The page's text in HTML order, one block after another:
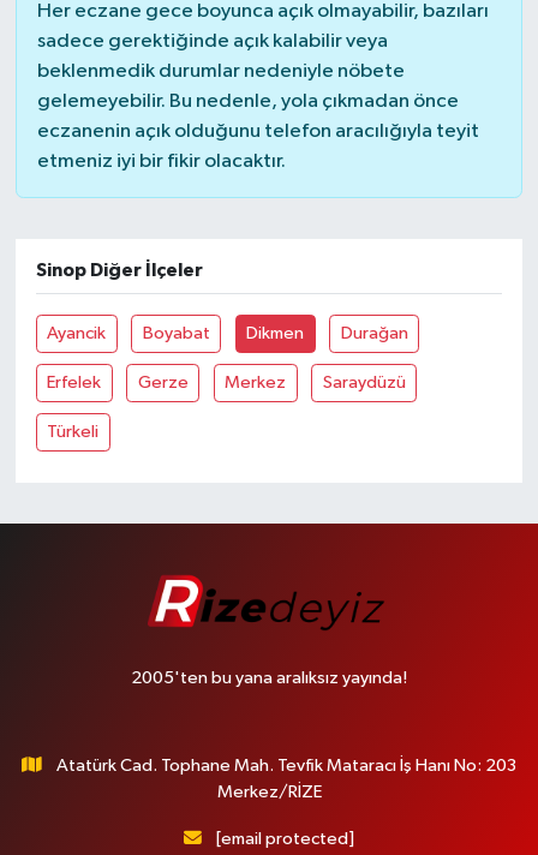
Her eczane gece boyunca açık olmayabilir, bazıları
sadece gerektiğinde açık kalabilir veya
beklenmedik durumlar nedeniyle nöbete
gelemeyebilir. Bu nedenle, yola çıkmadan önce
eczanenin açık olduğunu telefon aracılığıyla teyit
etmeniz iyi bir fikir olacaktır.
Sinop Diğer İlçeler
Ayancik Boyabat Dikmen Durağan
Erfelek Gerze Merkez Saraydüzü
Türkeli
2005'ten bu yana aralıksız yayında!
Atatürk Cad. Tophane Mah. Tevfik Mataracı İş Hanı No: 203
Merkez/RİZE
[email protected]